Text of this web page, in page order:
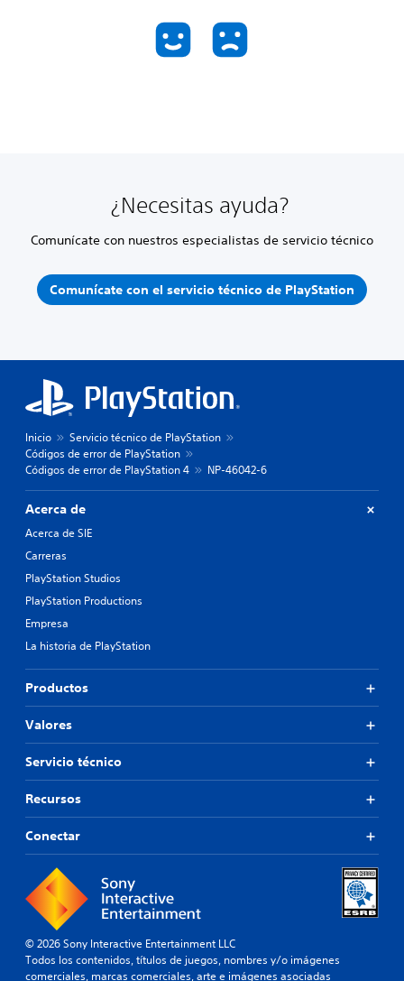
¿Necesitas ayuda?
Comunícate con nuestros especialistas de servicio técnico
Comunícate con el servicio técnico de PlayStation
Inicio
Servicio técnico de PlayStation
Códigos de error de PlayStation
Códigos de error de PlayStation 4
NP-46042-6
Acerca de
Acerca de SIE
Carreras
PlayStation Studios
PlayStation Productions
Empresa
La historia de PlayStation
Productos
Valores
Servicio técnico
Recursos
Conectar
© 2026 Sony Interactive Entertainment LLC
Todos los contenidos, títulos de juegos, nombres y/o imágenes
comerciales, marcas comerciales, arte e imágenes asociadas